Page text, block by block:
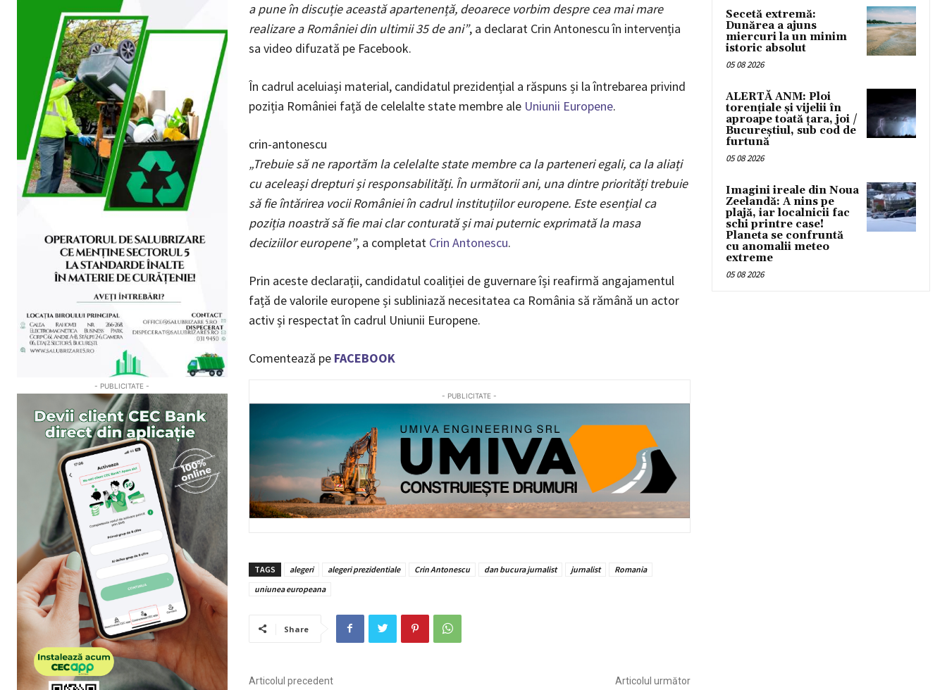
- PUBLICITATE -
a pune în discuție această apartenență, deoarece vorbim despre cea mai mare
realizare a României din ultimii 35 de ani”, a declarat Crin Antonescu în intervenția
sa video difuzată pe Facebook.
În cadrul aceluiași material, candidatul prezidențial a răspuns și la întrebarea privind
poziția României față de celelalte state membre ale Uniunii Europene.
crin-antonescu
„Trebuie să ne raportăm la celelalte state membre ca la parteneri egali, ca la aliați
cu aceleași drepturi și responsabilități. În următorii ani, una dintre priorități trebuie
să fie întărirea vocii României în cadrul instituțiilor europene. Este esențial ca
poziția noastră să fie mai clar conturată și mai puternic exprimată la masa
deciziilor europene”, a completat Crin Antonescu.
Prin aceste declarații, candidatul coaliției de guvernare își reafirmă angajamentul
față de valorile europene și subliniază necesitatea ca România să rămână un actor
activ și respectat în cadrul Uniunii Europene.
Comentează pe FACEBOOK
- PUBLICITATE -
TAGS alegeri alegeri prezidentiale Crin Antonescu dan bucura jurnalist jurnalist
Romania
uniunea europeana
Share
Articolul precedent Articolul următor
Secetă extremă:
Dunărea a ajuns
miercuri la un minim
istoric absolut
05 08 2026
ALERTĂ ANM: Ploi
torențiale și vijelii în
aproape toată țara, joi /
Bucureștiul, sub cod de
furtună
05 08 2026
Imagini ireale din Noua
Zeelandă: A nins pe
plajă, iar localnicii fac
schi printre case!
Planeta se confruntă
cu anomalii meteo
extreme
05 08 2026